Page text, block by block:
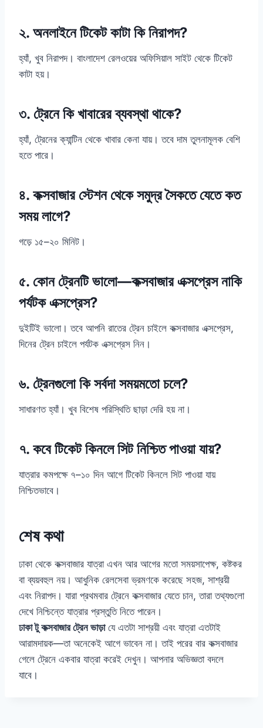
২. অনলাইনে টিকেট কাটা কি নিরাপদ?
হ্যাঁ, খুব নিরাপদ। বাংলাদেশ রেলওয়ের অফিসিয়াল সাইট থেকে টিকেট
কাটা হয়।
৩. ট্রেনে কি খাবারের ব্যবস্থা থাকে?
হ্যাঁ, ট্রেনের ক্যান্টিন থেকে খাবার কেনা যায়। তবে দাম তুলনামূলক বেশি
হতে পারে।
৪. কক্সবাজার স্টেশন থেকে সমুদ্র সৈকতে যেতে কত
সময় লাগে?
গড়ে ১৫–২০ মিনিট।
৫. কোন ট্রেনটি ভালো—কক্সবাজার এক্সপ্রেস নাকি
পর্যটক এক্সপ্রেস?
দুইটিই ভালো। তবে আপনি রাতের ট্রেন চাইলে কক্সবাজার এক্সপ্রেস,
দিনের ট্রেন চাইলে পর্যটক এক্সপ্রেস নিন।
৬. ট্রেনগুলো কি সর্বদা সময়মতো চলে?
সাধারণত হ্যাঁ। খুব বিশেষ পরিস্থিতি ছাড়া দেরি হয় না।
৭. কবে টিকেট কিনলে সিট নিশ্চিত পাওয়া যায়?
যাত্রার কমপক্ষে ৭–১০ দিন আগে টিকেট কিনলে সিট পাওয়া যায়
নিশ্চিতভাবে।
শেষ কথা
ঢাকা থেকে কক্সবাজার যাত্রা এখন আর আগের মতো সময়সাপেক্ষ, কষ্টকর
বা ব্যয়বহুল নয়। আধুনিক রেলসেবা ভ্রমণকে করেছে সহজ, সাশ্রয়ী
এবং নিরাপদ। যারা প্রথমবার ট্রেনে কক্সবাজার যেতে চান, তারা তথ্যগুলো
দেখে নিশ্চিন্তে যাত্রার প্রস্তুতি নিতে পারেন।
ঢাকা টু কক্সবাজার ট্রেন ভাড়াযে এতটা সাশ্রয়ী এবং যাত্রা এতটাই
আরামদায়ক—তা অনেকেই আগে ভাবেন না। তাই পরের বার কক্সবাজার
গেলে ট্রেনে একবার যাত্রা করেই দেখুন। আপনার অভিজ্ঞতা বদলে
যাবে।